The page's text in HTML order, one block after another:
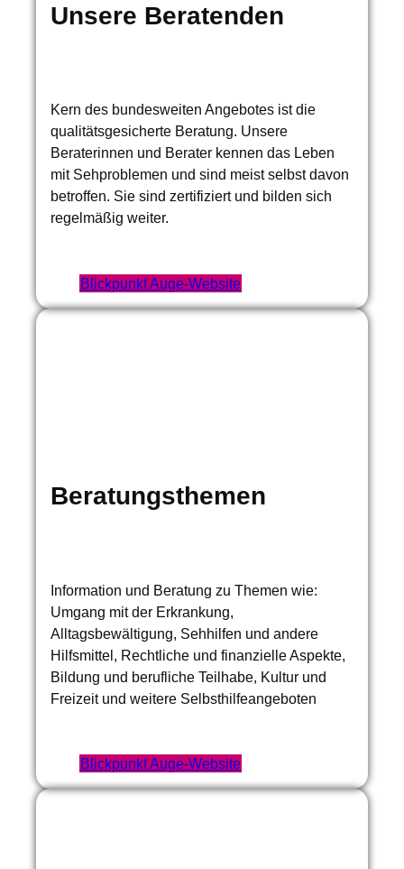
Unsere Beratenden
Kern des bundesweiten Angebotes ist die
qualitätsgesicherte Beratung. Unsere
Beraterinnen und Berater kennen das Leben
mit Sehproblemen und sind meist selbst davon
betroffen. Sie sind zertifiziert und bilden sich
regelmäßig weiter.
Blickpunkt Auge-Website
Beratungsthemen
Information und Beratung zu Themen wie:
Umgang mit der Erkrankung,
Alltagsbewältigung, Sehhilfen und andere
Hilfsmittel, Rechtliche und finanzielle Aspekte,
Bildung und berufliche Teilhabe, Kultur und
Freizeit und weitere Selbsthilfeangeboten
Blickpunkt Auge-Website